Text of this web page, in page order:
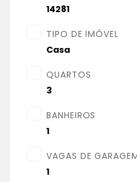
14281
TIPO DE IMÓVEL
Casa
QUARTOS
3
BANHEIROS
1
VAGAS DE
1